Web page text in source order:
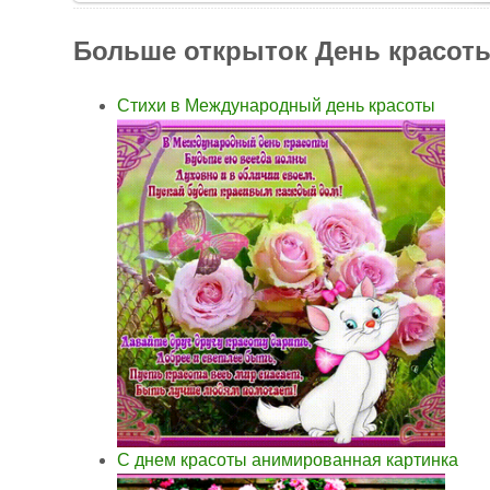
Больше открыток День
Стихи в Международный день красоты
С днем красоты анимированная картинка